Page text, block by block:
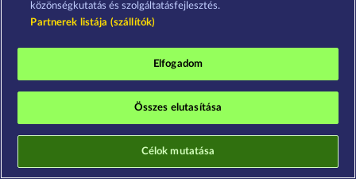
A közösségi kaszinójátékok kizárólag szórakoztatási
célt szolgálnak, és azok egyáltalán nem
pénzzel mennyire lesz sikeres a szerencsejáték
terén.
©2026 Whow Games GmbH
közönségkutatás és szolgáltatásfejlesztés.
Partnerek listája (szállítók)
Elfogadom
Összes elutasítása
Célok mutatása